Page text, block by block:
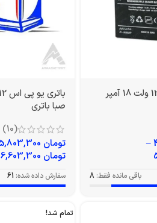
باتری یو پی اس 12 ولت 18 آمپر
–
باقی مانده فقط: 8
صبا باتری
(10)
تومان
تومان
سفارش داده شده: 61
تمام شد!